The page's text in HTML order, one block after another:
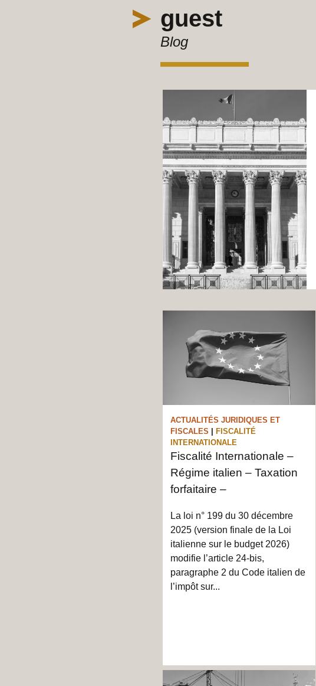
guest
Blog
ACTUALITÉS JURIDIQUES ET
FISCALES
FISCALITÉ
INTERNATIONALE
Fiscalité Internationale –
Régime italien – Taxation
forfaitaire –
La loi n° 199 du 30 décembre
2025 (version finale de la Loi
italienne sur le budget 2026)
modifie l’article 24-bis,
paragraphe 2 du Code italien de
l’impôt sur...